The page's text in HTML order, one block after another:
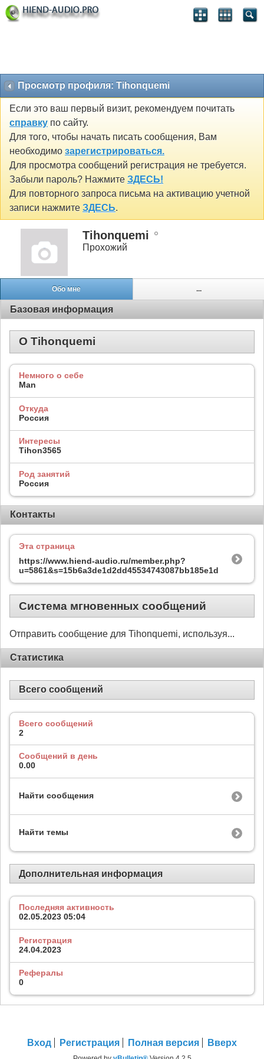
Просмотр профиля: Tihonquemi
Если это ваш первый визит, рекомендуем почитать
справку по сайту.
Для того, чтобы начать писать сообщения, Вам
необходимо зарегистрироваться.
Для просмотра сообщений регистрация не требуется.
Забыли пароль? Нажмите ЗДЕСЬ!
Для повторного запроса письма на активацию учетной
записи нажмите ЗДЕСЬ.
Tihonquemi
Прохожий
Обо мне ...
Базовая информация
О Tihonquemi
Немного о себе
Man
Откуда
Россия
Интересы
Tihon3565
Род занятий
Россия
Контакты
Эта страница
https://www.hiend-audio.ru/member.php?
u=5861&s=15b6a3de1d2dd45534743087bb185e1d
Система мгновенных сообщений
Отправить сообщение для Tihonquemi, используя...
Статистика
Всего сообщений
Всего сообщений
2
Сообщений в день
0.00
Найти сообщения
Найти темы
Дополнительная информация
Последняя активность
02.05.2023 05:04
Регистрация
24.04.2023
Рефералы
0
Вход Регистрация Полная версия Вверх